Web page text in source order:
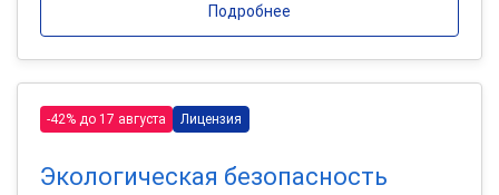
Подробнее
-42% до 17 августа Лицензия
Экологическая безопасность